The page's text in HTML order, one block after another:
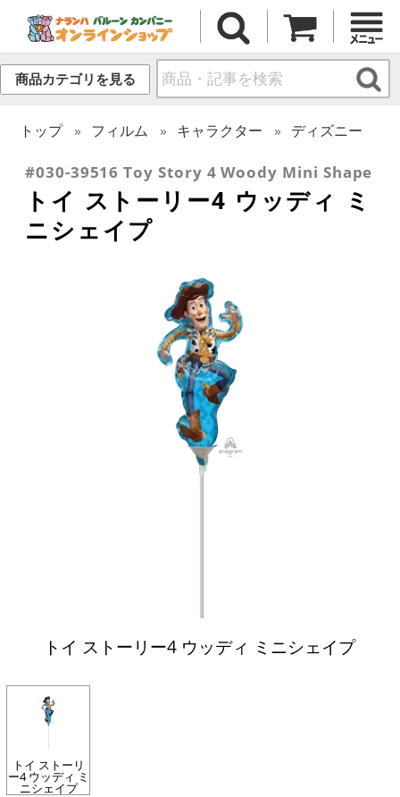
商品カテゴリを見る
トップ フィルム キャラクター ディズニー
#030-39516 Toy Story 4 Woody Mini Shape
トイ ストーリー4 ウッディ ミ
ニシェイプ
トイ ストーリー4 ウッディ ミニシェイプ
トイ ストーリ
ー4 ウッディ ミ
ニシェイプ